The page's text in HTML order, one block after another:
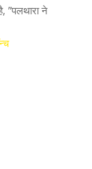
”पलथारा ने